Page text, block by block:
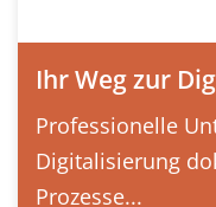
Ihr Weg zur
Professionelle
Digitalisierung
Prozesse...